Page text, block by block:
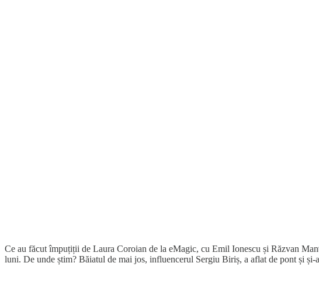
Ce au făcut împuțiții de Laura Coroian de la eMagic, cu Emil Ionescu și Răzvan
luni. De unde știm? Băiatul de mai jos, influencerul Sergiu Biriș, a aflat de pont și